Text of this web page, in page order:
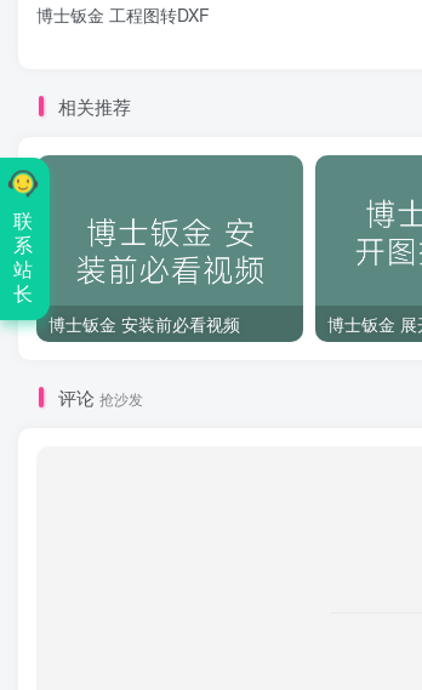
博士钣金 工程图转DXF
相关推荐
博士钣金 安装前必看视频 博士钣金
评论 抢沙发
联
系
站
长